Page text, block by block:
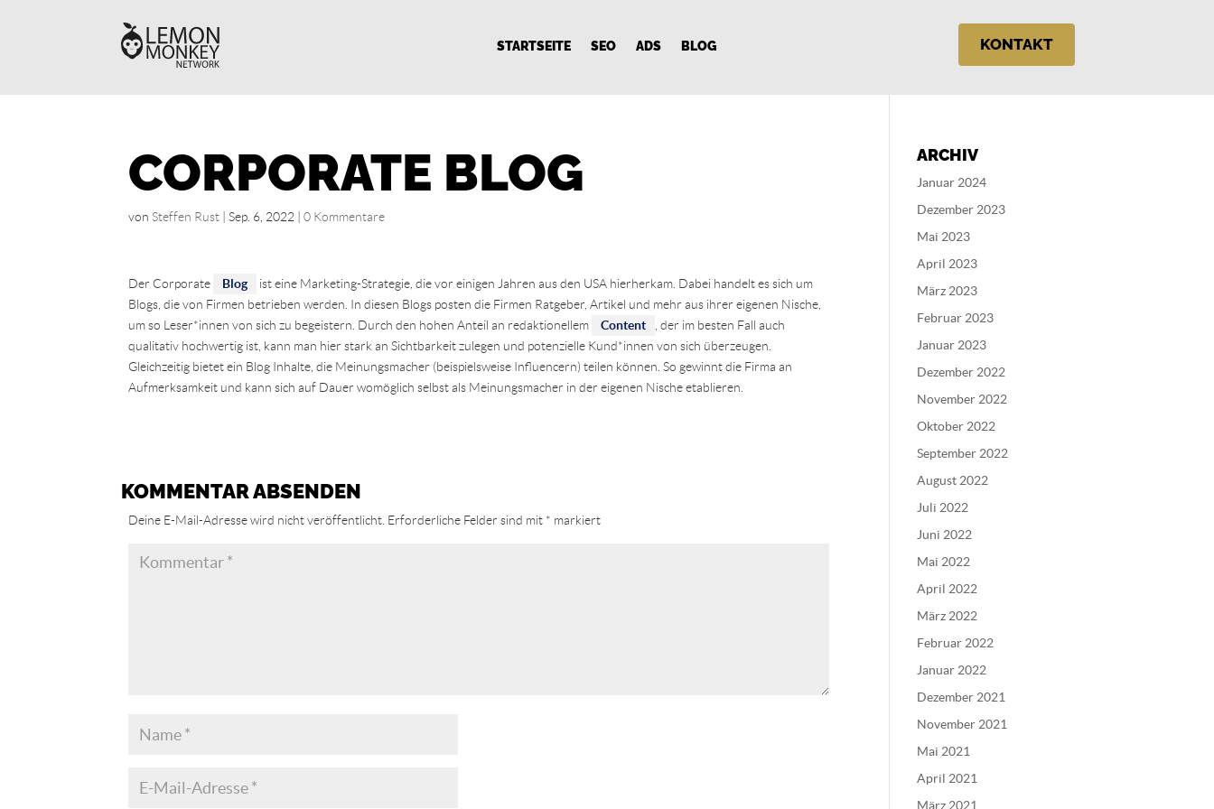
STARTSEITE SEO ADS BLOG KONTAKT
CORPORATE BLOG
vonSteffen Rust |Sep. 6, 2022 |0 Kommentare
Der Corporate Blog
ist eine Marketing-Strategie, die vor einigen Jahren aus den USA hierherkam. Dabei handelt es sich um
Blogs, die von Firmen betrieben werden. In diesen Blogs posten die Firmen Ratgeber, Artikel und mehr aus ihrer eigenen Nische,
um so Leser*innen von sich zu begeistern. Durch den hohen Anteil an redaktionellem
Content
, der im besten Fall auch
qualitativ hochwertig ist, kann man hier stark an Sichtbarkeit zulegen und potenzielle Kund*innen von sich überzeugen.
Gleichzeitig bietet ein Blog Inhalte, die Meinungsmacher (beispielsweise Influencern) teilen können. So gewinnt die Firma an
Aufmerksamkeit und kann sich auf Dauer womöglich selbst als Meinungsmacher in der eigenen Nische etablieren.
KOMMENTAR ABSENDEN
Deine E-Mail-Adresse wird nicht veröffentlicht. Erforderliche Felder sind mit * markiert
ARCHIV
Januar 2024
Dezember 2023
Mai 2023
April 2023
März 2023
Februar 2023
Januar 2023
Dezember 2022
November 2022
Oktober 2022
September 2022
August 2022
Juli 2022
Juni 2022
Mai 2022
April 2022
März 2022
Februar 2022
Januar 2022
Dezember 2021
November 2021
Mai 2021
April 2021
März 2021